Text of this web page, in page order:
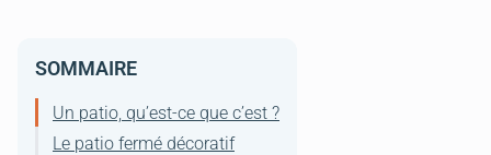
SOMMAIRE
Un patio, qu’est-ce que c’est ?
Le patio fermé décoratif